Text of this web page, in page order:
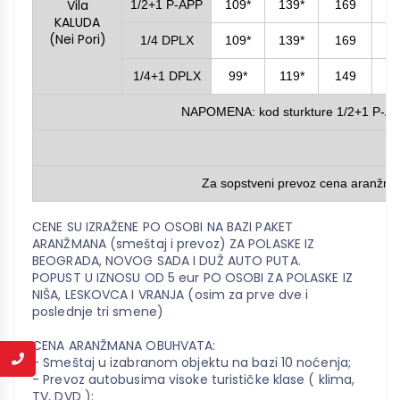
Vila
KALUDA
(Nei Pori)
1/2+1 P-APP 109* 139* 169
1/4 DPLX 109* 139* 169
1/4+1 DPLX 99* 119* 149
NAPOMENA: kod sturkture 1/2+1 P-
Za sopstveni prevoz cena
CENE SU IZRAŽENE PO OSOBI NA BAZI PAKET
ARANŽMANA (smeštaj i prevoz) ZA POLASKE IZ
BEOGRADA, NOVOG SADA I DUŽ AUTO PUTA.
POPUST U IZNOSU OD 5 eur PO OSOBI ZA POLASKE IZ
NIŠA, LESKOVCA I VRANJA (osim za prve dve i
poslednje tri smene)
CENA ARANŽMANA OBUHVATA:
- Smeštaj u izabranom objektu na bazi 10 noćenja;
- Prevoz autobusima visoke turističke klase ( klima,
TV, DVD );